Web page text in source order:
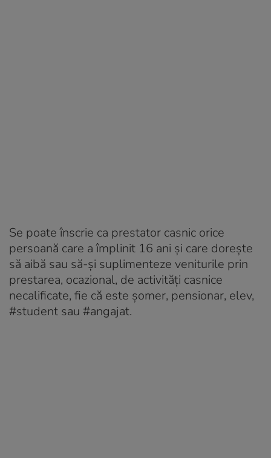
Se poate înscrie ca prestator casnic orice
persoană care a împlinit 16 ani şi care doreşte
să aibă sau să-şi suplimenteze veniturile prin
prestarea, ocazional, de activităţi casnice
necalificate, fie că este şomer, pensionar, elev,
#student sau #angajat.